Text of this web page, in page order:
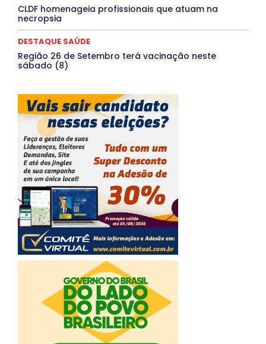
CLDF homenageia profissionais que atuam na
necropsia
DESTAQUE SAÚDE
Região 26 de Setembro terá vacinação neste
sábado (8)